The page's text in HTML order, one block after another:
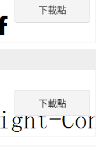
下載點
下載點